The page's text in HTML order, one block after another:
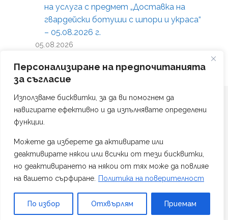
Персонализиране на предпочитанията
за съгласие
Използваме бисквитки, за да ви помогнем да
навигирате ефективно и да изпълнявате определени
функции.
Можете да изберете да активирате или
деактивирате някои или всички от тези бисквитки,
но деактивирането на някои от тях може да повлияе
на вашето сърфиране.
Политика на поверителност
По избор Отхвърлям Приемам
на услуга с предмет „Доставка на
гвардейски ботуши с шпори и украса“
– 05.08.2026 г.
05.08.2026
Политика на поверителност
Изработка на сайт от #TAG Web Studio
© 2026 Национална гвардейска част